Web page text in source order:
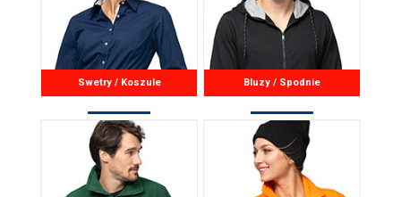
Swetry / Koszule Bluzy / Spodnie